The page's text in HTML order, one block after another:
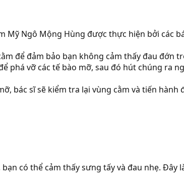
Mỹ Ngô Mộng Hùng được thực hiện bởi các
để đảm bảo bạn không cảm thấy đau đớn
phá vỡ các tế bào mỡ, sau đó hút chúng ra
bác sĩ sẽ kiểm tra lại vùng cằm và tiến
có thể cảm thấy sưng tấy và đau nhẹ.